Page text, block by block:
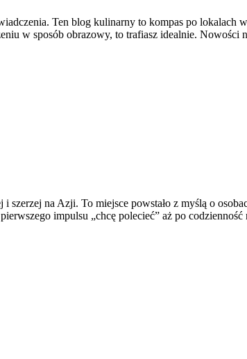
Ten blog kulinarny to kompas po lokalach
w sposób obrazowy, to trafiasz idealnie.
na Azji. To miejsce powstało z myślą o
impulsu „chcę polecieć” aż po